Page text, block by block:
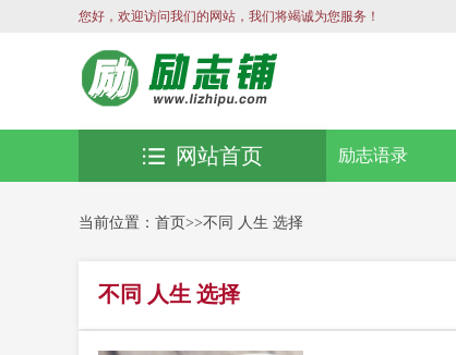
您好，欢迎访问我们的网站，我们将竭诚为您服务！
励志语录
网站首页
当前位置： 首页>>不同 人生 选择
不同 人生 选择